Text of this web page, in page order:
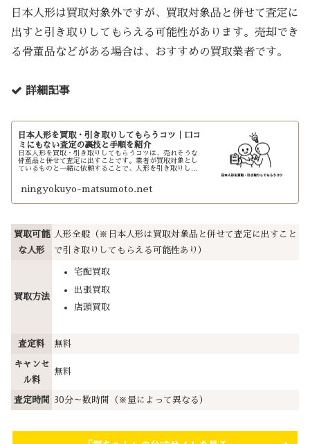
日本人形は買取対象外ですが、買取対象品と併せて査定に
出すと引き取りしてもらえる可能性があります。売却でき
る骨董品などがある場合は、おすすめの買取業者です。
詳細記事
日本人形を買取・引き取りしてもらうコツ｜口コ
ミにもない査定の裏技と手順を紹介
日本人形を買取・引き取りしてもらうコツは、売れそうな
骨董品と併せて査定に出すことです。業者が買取対象とし
ているものと一緒に依頼することで、人形を引き取りして
定の裏技をまとめました。
ningyokuyo-matsumoto.net
買取可能
な人形
人形全般（※日本人形は買取対象品と併せて査定に出すこと
で引き取りしてもらえる可能性あり）
買取方法
宅配買取
出張買取
店頭買取
査定料 無料
キャンセ
ル料
無料
査定時間 30分～数時間（※量によって異なる）